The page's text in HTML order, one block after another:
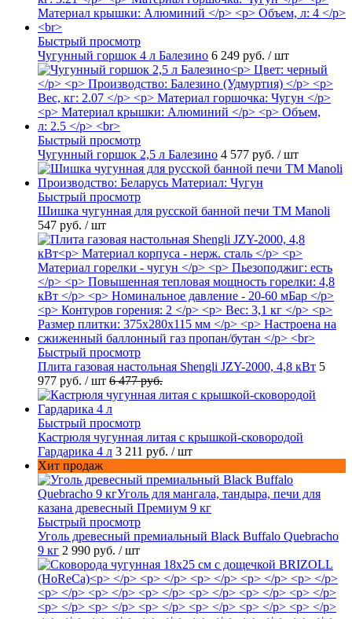
Быстрый просмотр
Чугунный горшок 4 л Балезино 6 249 руб. / шт
Быстрый просмотр
Чугунный горшок 2,5 л Балезино 4 577 руб. / шт
Быстрый просмотр
Шишка чугунная для русской банной печи ТМ Manoli
547 руб. / шт
Быстрый просмотр
Плита газовая настольная Shengli JZY-2000, 4,8 кВт 5
977 руб. / шт 6 477 руб.
Быстрый просмотр
Кастрюля чугунная литая с крышкой-сковородой
Гардарика 4 л 3 211 руб. / шт
Хит продаж
Быстрый просмотр
Уголь древесный премиальный Black Buffalo Quebracho
9 кг 2 990 руб. / шт